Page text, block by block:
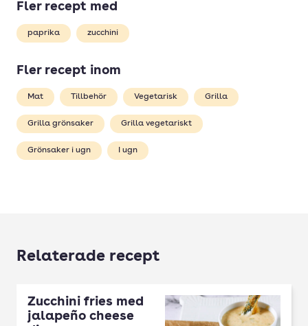
Fler recept med
paprika zucchini
Fler recept inom
Mat Tillbehör Vegetarisk Grilla
Grilla grönsaker Grilla vegetariskt
Grönsaker i ugn I ugn
Relaterade recept
Zucchini fries med
jalapeño cheese